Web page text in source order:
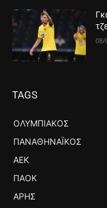
08/
TAGS
ΟΛΥΜΠΙΑΚΌΣ
ΠΑΝΑΘΗΝΑΪΚΌΣ
ΑΕΚ
ΠΑΟΚ
ΆΡΗΣ